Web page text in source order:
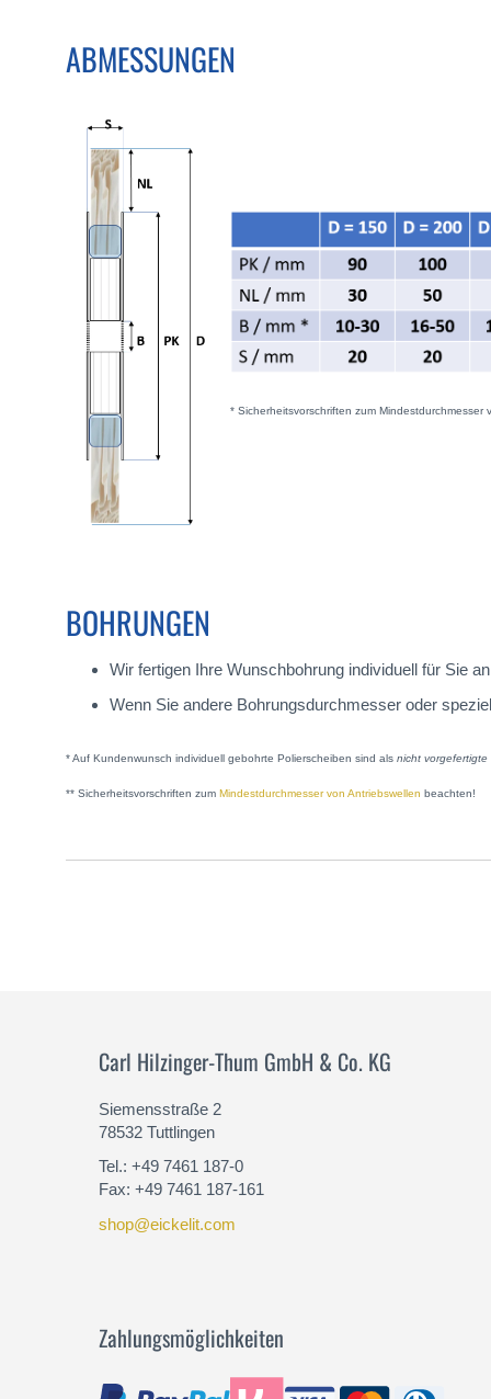
ABMESSUNGEN
* Sicherheitsvorschriften zum Mindestdurchmesser
BOHRUNGEN
Wir fertigen Ihre Wunschbohrung individuell für Sie
Wenn Sie andere Bohrungsdurchmesser oder
* Auf Kundenwunsch individuell gebohrte Polierscheiben sind als nicht vorgefertigte
** Sicherheitsvorschriften zum Mindestdurchmesser von Antriebswellen beachten!
Carl Hilzinger-Thum GmbH & Co. KG
Siemensstraße 2
78532 Tuttlingen
Tel.: +49 7461 187-0
Fax: +49 7461 187-161
shop@eickelit.com
Zahlungsmöglichkeiten